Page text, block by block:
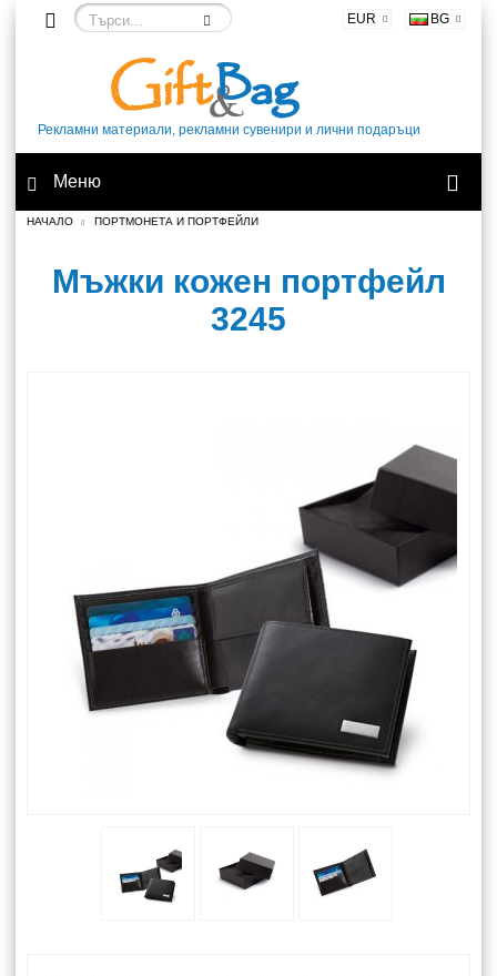
EUR BG
Рекламни материали, рекламни сувенири и лични подаръци
Меню
НАЧАЛО ПОРТМОНЕТА И ПОРТФЕЙЛИ
Мъжки кожен портфейл
3245